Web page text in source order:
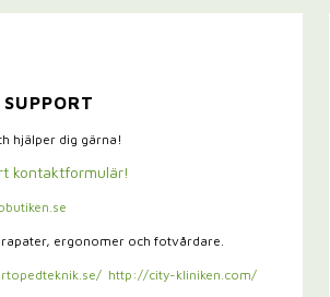
hjälper dig gärna!
kontaktformulär!
ergonomer och fotvårdare.
http://city-kliniken.com/